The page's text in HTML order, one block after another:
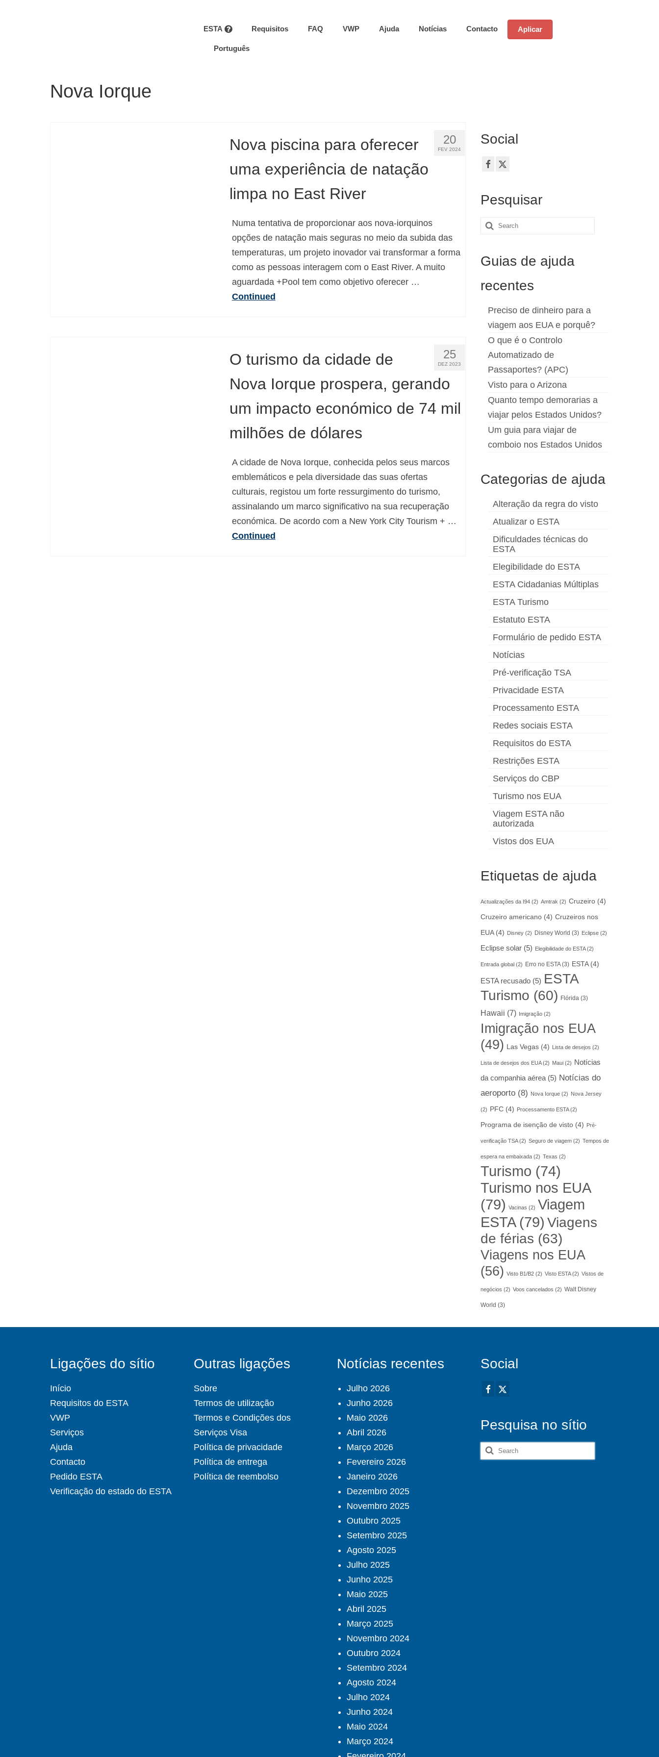
ESTA Requisitos FAQ VWP Ajuda Notícias Contacto Aplicar
Português
Nova Iorque
20
FEV 2024
Nova piscina para oferecer
uma experiência de natação
limpa no East River
Numa tentativa de proporcionar aos nova-iorquinos
opções de natação mais seguras no meio da subida das
temperaturas, um projeto inovador vai transformar a forma
como as pessoas interagem com o East River. A muito
aguardada +Pool tem como objetivo oferecer …
Continued
25
DEZ 2023
O turismo da cidade de
Nova Iorque prospera, gerando
um impacto económico de 74 mil
milhões de dólares
A cidade de Nova Iorque, conhecida pelos seus marcos
emblemáticos e pela diversidade das suas ofertas
culturais, registou um forte ressurgimento do turismo,
assinalando um marco significativo na sua recuperação
económica. De acordo com a New York City Tourism + …
Continued
Social
Pesquisar
Search
Guias de ajuda
recentes
Preciso de dinheiro para a
viagem aos EUA e porquê?
O que é o Controlo
Automatizado de
Passaportes? (APC)
Visto para o Arizona
Quanto tempo demorarias a
viajar pelos Estados Unidos?
Um guia para viajar de
comboio nos Estados Unidos
Categorias de ajuda
Alteração da regra do visto
Atualizar o ESTA
Dificuldades técnicas do
ESTA
Elegibilidade do ESTA
ESTA Cidadanias Múltiplas
ESTA Turismo
Estatuto ESTA
Formulário de pedido ESTA
Notícias
Pré-verificação TSA
Privacidade ESTA
Processamento ESTA
Redes sociais ESTA
Requisitos do ESTA
Restrições ESTA
Serviços do CBP
Turismo nos EUA
Viagem ESTA não
autorizada
Vistos dos EUA
Etiquetas de ajuda
Actualizações da I94(2) Amtrak (2) Cruzeiro(4)
Cruzeiro americano(4) Cruzeiros nos
EUA(4) Disney(2) Disney World (3) Eclipse(2)
Eclipse solar(5) Elegibilidade do ESTA(2)
Entrada global (2) Erro no ESTA(3) ESTA(4)
ESTA recusado(5) ESTA
Turismo (60) Flórida(3)
Hawaii (7) Imigração(2)
Imigração nos EUA
(49) Las Vegas(4) Lista de desejos (2)
Lista de desejos dos EUA(2) Maui(2)
Notícias
da companhia aérea(5) Notícias do
aeroporto(8) Nova Iorque(2) Nova Jersey
(2) PFC(4) Processamento ESTA(2)
Programa de isenção de visto(4) Pré-
verificação TSA(2) Seguro de viagem(2) Tempos de
espera na embaixada(2) Texas (2)
Turismo (74)
Turismo nos EUA
(79) Vacinas (2) Viagem
ESTA(79) Viagens
de férias (63)
Viagens nos EUA
(56) Visto B1/B2(2) Visto ESTA(2) Vistos de
negócios (2) Voos cancelados (2) Walt Disney
World (3)
Ligações do sítio
Início
Requisitos do ESTA
VWP
Serviços
Ajuda
Contacto
Pedido ESTA
Verificação do estado do ESTA
Outras ligações
Sobre
Termos de utilização
Termos e Condições dos
Serviços Visa
Política de privacidade
Política de entrega
Política de reembolso
Notícias recentes
Julho 2026
Junho 2026
Maio 2026
Abril 2026
Março 2026
Fevereiro 2026
Janeiro 2026
Dezembro 2025
Novembro 2025
Outubro 2025
Setembro 2025
Agosto 2025
Julho 2025
Junho 2025
Maio 2025
Abril 2025
Março 2025
Novembro 2024
Outubro 2024
Setembro 2024
Agosto 2024
Julho 2024
Junho 2024
Maio 2024
Março 2024
Social
Pesquisa no sítio
Search
for: